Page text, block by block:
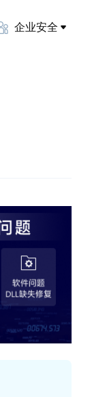
企业安全